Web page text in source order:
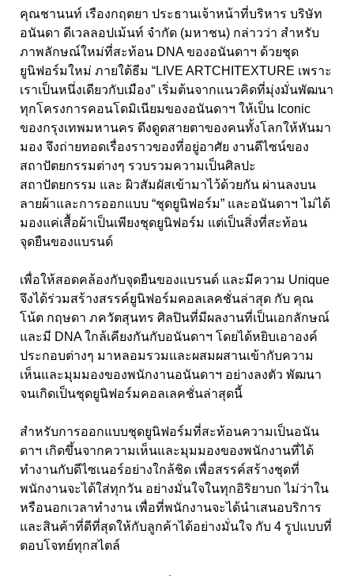
คุณชานนท์ เรืองกฤตยา ประธานเจ้าหน้าที่บริหาร บริษัท
อนันดา ดีเวลลอปเม้นท์ จำกัด (มหาชน) กล่าวว่า สำหรับ
ภาพลักษณ์ใหม่ที่สะท้อน DNA ของอนันดาฯ ด้วยชุด
ยูนิฟอร์มใหม่ ภายใต้ธีม “LIVE ARTCHITEXTURE เพราะ
เราเป็นหนึ่งเดียวกับเมือง” เริ่มต้นจากแนวคิดที่มุ่งมั่นพัฒนา
ทุกโครงการคอนโดมิเนียมของอนันดาฯ ให้เป็น Iconic
ของกรุงเทพมหานคร ดึงดูดสายตาของคนทั้งโลกให้หันมา
มอง จึงถ่ายทอดเรื่องราวของที่อยู่อาศัย งานดีไซน์ของ
สถาปัตยกรรมต่างๆ รวบรวมความเป็นศิลปะ
สถาปัตยกรรม และ ผิวสัมผัสเข้ามาไว้ด้วยกัน ผ่านลงบน
ลายผ้าและการออกแบบ “ชุดยูนิฟอร์ม” และอนันดาฯ ไม่ได้
มองแค่เสื้อผ้าเป็นเพียงชุดยูนิฟอร์ม แต่เป็นสิ่งที่สะท้อน
จุดยืนของแบรนด์
เพื่อให้สอดคล้องกับจุดยืนของแบรนด์ และมีความ Unique
จึงได้ร่วมสร้างสรรค์ยูนิฟอร์มคอลเลคชั่นล่าสุด กับ คุณ
โน้ต กฤษดา ภควัตสุนทร ศิลปินที่มีผลงานที่เป็นเอกลักษณ์
และมี DNA ใกล้เคียงกันกับอนันดาฯ โดยได้หยิบเอาองค์
ประกอบต่างๆ มาหลอมรวมและผสมผสานเข้ากับความ
เห็นและมุมมองของพนักงานอนันดาฯ อย่างลงตัว พัฒนา
จนเกิดเป็นชุดยูนิฟอร์มคอลเลคชั่นล่าสุดนี้
สำหรับการออกแบบชุดยูนิฟอร์มที่สะท้อนความเป็นอนัน
ดาฯ เกิดขึ้นจากความเห็นและมุมมองของพนักงานที่ได้
ทำงานกับดีไซเนอร์อย่างใกล้ชิด เพื่อสรรค์สร้างชุดที่
พนักงานจะได้ใส่ทุกวัน อย่างมั่นใจในทุกอิริยาบถ ไม่ว่าใน
หรือนอกเวลาทำงาน เพื่อที่พนักงานจะได้นำเสนอบริการ
และสินค้าที่ดีที่สุดให้กับลูกค้าได้อย่างมั่นใจ กับ 4 รูปแบบที่
ตอบโจทย์ทุกสไตล์